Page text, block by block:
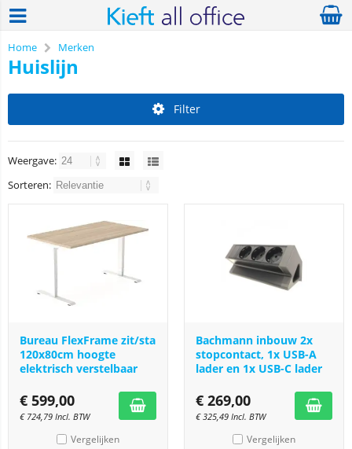
Home Merken
Huislijn
Filter
Weergave:
Sorteren:
Bureau FlexFrame zit/sta
120x80cm hoogte
elektrisch verstelbaar
€ 599,00
€ 724,79 Incl. BTW
Vergelijken
Bachmann inbouw 2x
stopcontact, 1x USB-A
lader en 1x USB-C lader
€ 269,00
€325,49 Incl. BTW
Vergelijken